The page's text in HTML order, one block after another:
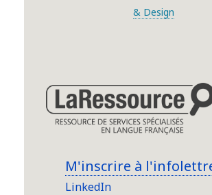
& Design
M'inscrire à
LinkedIn